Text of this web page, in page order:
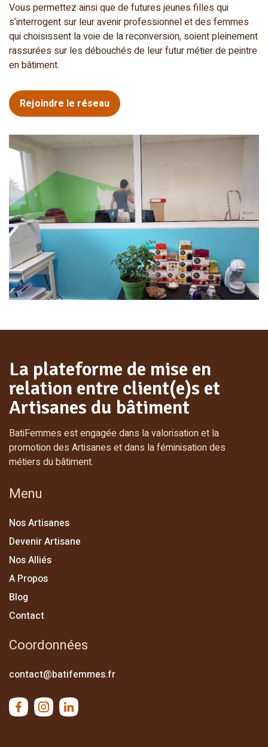
Vous permettez ainsi que de futures jeunes filles qui
s’interrogent sur leur avenir professionnel et des femmes
qui choisissent la voie de la reconversion, soient pleinement
rassurées sur les débouchés de leur futur métier de peintre
en bâtiment.
Rejoindre le réseau
La plateforme de mise en
relation entre client(e)s et
Artisanes du bâtiment
BatiFemmes est engagée dans la valorisation et la
promotion des Artisanes et dans la féminisation des
métiers du bâtiment.
Menu
Nos Artisanes
Devenir Artisane
Nos Alliés
A Propos
Blog
Contact
Coordonnées
contact@batifemmes.fr